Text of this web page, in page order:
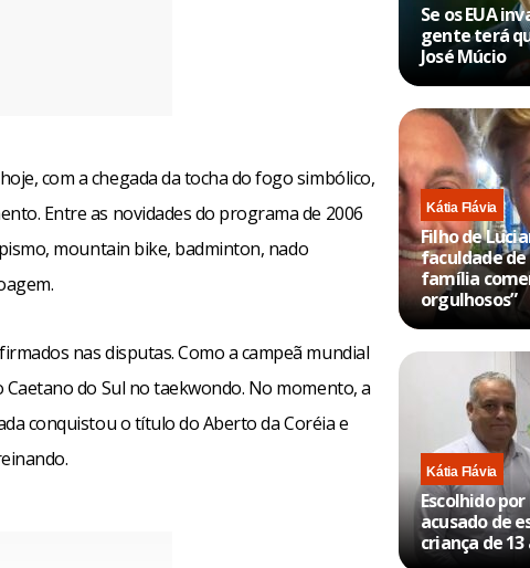
com a chegada da tocha do fogo simbólico,
Entre as novidades do programa de 2006
mountain bike, badminton, nado
nas disputas. Como a campeã mundial
do Sul no taekwondo. No momento, a
conquistou o título do Aberto da Coréia e
Se os EUA
gente terá
José Múcio
Kátia Flávia
Filho de
faculdade de
família
orgulhosos”
Kátia Flávia
Escolhido
acusado de
criança de 13